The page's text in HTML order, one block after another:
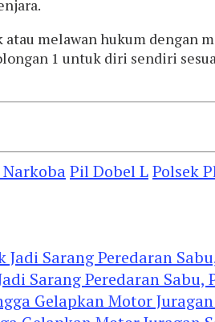
atau melawan hukum
1 untuk diri sendiri
NarkobaPil Dobel LPolsek
Sarang Peredaran